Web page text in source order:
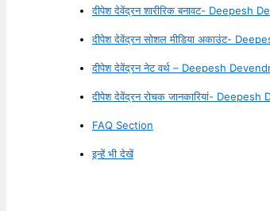
दीपेश देवेंद्रन शारीरिक बनावट-
दीपेश देवेंद्रन सोशल मीडिया अकाउंट-
दीपेश देवेंद्रन नेट वर्थ – Deepesh
दीपेश देवेंद्रन रोचक जानकारियां-
FAQ Section
इन्हें भी देखें